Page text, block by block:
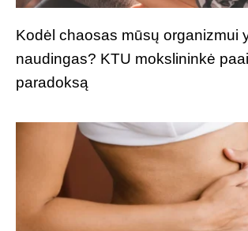
Kodėl chaosas mūsų organizmui
naudingas? KTU mokslininkė
paradoksą